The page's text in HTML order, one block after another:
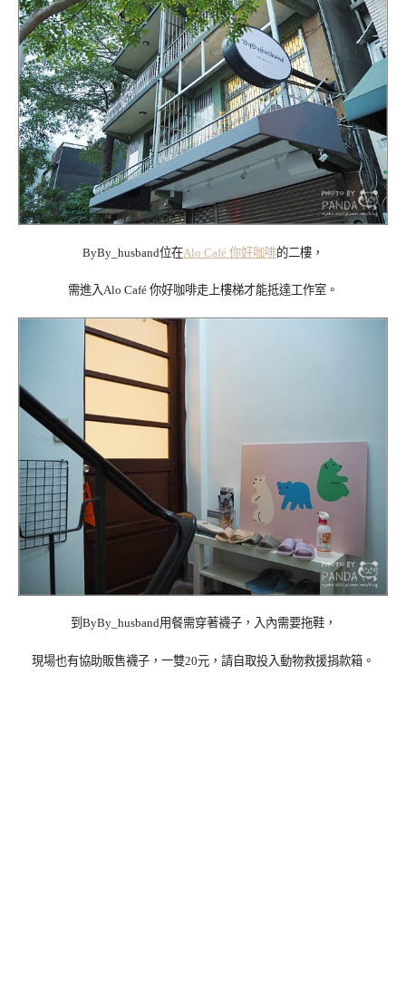
ByBy_husband位在Alo Café 你好咖啡的二樓，
需進入Alo Café 你好咖啡走上樓梯才能抵達工作室。
到ByBy_husband用餐需穿著襪子，入內需要拖鞋，
現場也有協助販售襪子，一雙20元，請自取投入動物救援捐款箱。